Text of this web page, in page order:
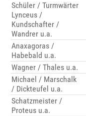
Schüler / Turmwärter
Lynceus /
Kundschafter /
Wandrer u.a.
Anaxagoras /
Habebald u.a.
Wagner / Thales u.a.
Michael / Marschalk
/ Dickteufel u.a.
Schatzmeister /
Proteus u.a.